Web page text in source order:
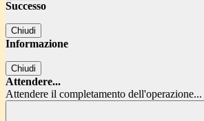
Successo
Chiudi
Informazione
Chiudi
Attendere...
Attendere il completamento dell'operazione...